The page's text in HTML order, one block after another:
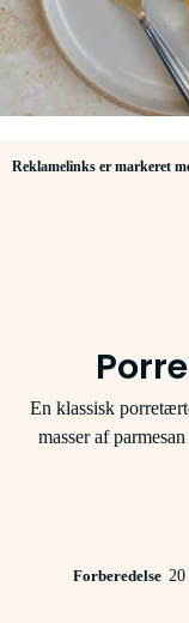
Reklamelinks er markeret
En klassisk
masser af
Forberedelse 20